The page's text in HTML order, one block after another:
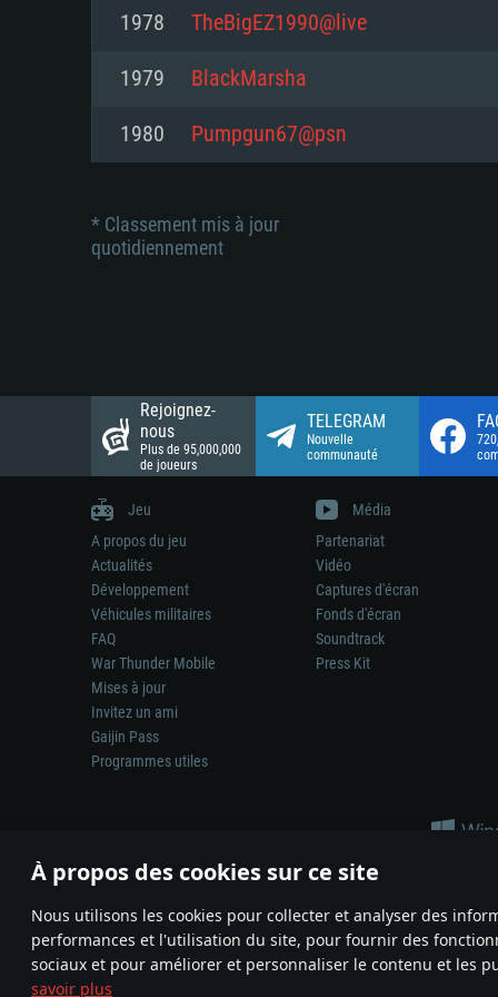
À propos des cookies sur ce site
Nous utilisons les cookies pour collecter et analyser des
performances et l'utilisation du site, pour fournir des
sociaux et pour améliorer et personnaliser le contenu et les
savoir plus
Disque dur: 23.1 Go (client
Disque dur: 62,2 Go (client
Connection: Connexion Internet
Disque dur: 62,2 Go (client
1978 TheBigEZ1990@live
1979 BlackMarsha
1980 Pumpgun67@psn
* Classement mis à jour
quotidiennement
Rejoignez-
nous
Plus de 95,000,000
de joueurs
TELEGRAM
Nouvelle
communauté
Jeu
A propos du jeu
Actualités
Développement
Véhicules militaires
FAQ
War Thunder Mobile
Mises à jour
Invitez un ami
Gaijin Pass
Programmes utiles
Média
Partenariat
Vidéo
Captures d'écran
Fonds d'écran
Soundtrack
Press Kit
La représentation d’une arme ou d’un véhicule réel dans ce jeu
© 2011—2026 Gaijin Games Kft. All trademarks, logos and brand
Termes et conditions